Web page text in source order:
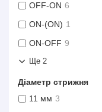
OFF-ON 6
ON-(ON) 1
ON-OFF 9
Ще 2
Діаметр стрижня
11 мм 3